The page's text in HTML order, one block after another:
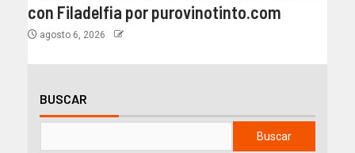
con Filadelfia por purovinotinto.com
agosto 6, 2026
BUSCAR
Buscar